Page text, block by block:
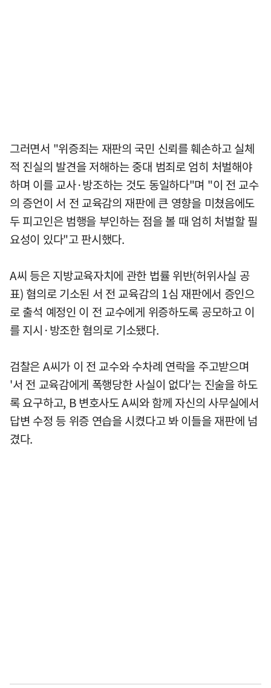
그러면서 "위증죄는 재판의 국민 신뢰를 훼손하고 실체
적 진실의 발견을 저해하는 중대 범죄로 엄히 처벌해야
하며 이를 교사·방조하는 것도 동일하다"며 "이 전 교수
의 증언이 서 전 교육감의 재판에 큰 영향을 미쳤음에도
두 피고인은 범행을 부인하는 점을 볼 때 엄히 처벌할 필
요성이 있다"고 판시했다.
A씨 등은 지방교육자치에 관한 법률 위반(허위사실 공
표) 혐의로 기소된 서 전 교육감의 1심 재판에서 증인으
로 출석 예정인 이 전 교수에게 위증하도록 공모하고 이
를 지시·방조한 혐의로 기소됐다.
검찰은 A씨가 이 전 교수와 수차례 연락을 주고받으며
'서 전 교육감에게 폭행당한 사실이 없다'는 진술을 하도
록 요구하고, B 변호사도 A씨와 함께 자신의 사무실에서
답변 수정 등 위증 연습을 시켰다고 봐 이들을 재판에 넘
겼다.